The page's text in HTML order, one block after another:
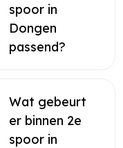
spoor in
Dongen
passend?
Wat gebeurt
er binnen 2e
spoor in